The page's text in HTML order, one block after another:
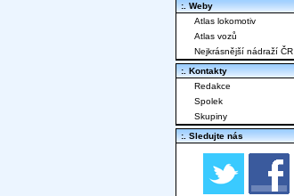
:. Weby
Atlas lokomotiv
Atlas vozů
Nejkrásnější nádraží ČR
:. Kontakty
Redakce
Spolek
Skupiny
:. Sledujte nás